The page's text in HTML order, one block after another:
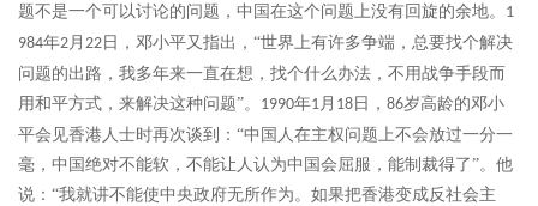
题不是一个可以讨论的问题，中国在这个问题上没有回旋的余地。 1
984年2月 22 日，邓小平又指出，“世界上有许多争端，总要找个解决
问题的出路，我多年来一直在想，找个什么办法，不用战争手段而
用和平方式，来解决这种问题”。 1990年1月 18 日， 86岁高龄的邓小
平会见香港人士时再次谈到：“中国人在主权问题上不会放过一分一
毫，中国绝对不能软，不能让人认为中国会屈服，能制裁得了”。他
说：“我就讲不能使中央政府无所作为。如果把香港变成反社会主